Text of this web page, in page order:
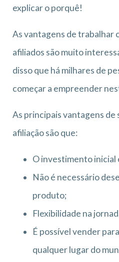
explicar o porquê!
As vantagens de trabalhar
afiliados são muito
disso que há milhares de
começar a empreender
As principais vantagens de
afiliação são que:
O investimento inicial
Não é necessário
produto;
Flexibilidade na
É possível vender
qualquer lugar do